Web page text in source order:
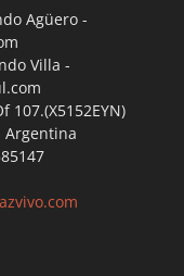
Agüero -
Villa -
107.(X5152EYN)
Argentina